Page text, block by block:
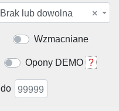
×
Brak lub dowolna
Wzmacniane
Opony DEMO ?
do